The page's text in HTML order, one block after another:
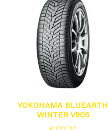
YOKOHAMA BLUEARTH
WINTER V905